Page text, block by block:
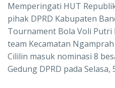
Memperingati HUT
pihak DPRD Kabupaten
Tournament Bola Voli Putri
team Kecamatan
Cililin masuk nominasi 8
Gedung DPRD pada Selasa,